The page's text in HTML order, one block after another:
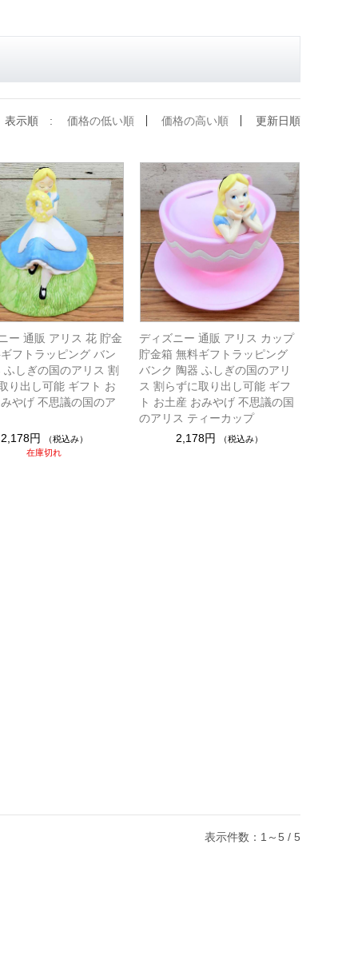
表示順 : 価格の低い順 価格の高い順 更新日順
ー 通販 アリス 花 貯金
フトラッピング バン
ふしぎの国のアリス 割
り出し可能 ギフト お
やげ 不思議の国のア
2,178円
（税込み）
在庫切れ
ディズニー 通販 アリス カップ
貯金箱 無料ギフトラッピング
バンク 陶器 ふしぎの国のアリ
ス 割らずに取り出し可能 ギフ
ト お土産 おみやげ 不思議の国
のアリス ティーカップ
2,178円
（税込み）
表示件数：1～5 / 5